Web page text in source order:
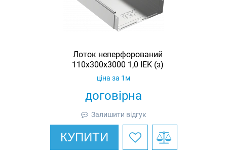
Лоток неперфорований
110х300х3000 1,0 IEK (з)
договірна
ціна за 1м
Залишити відгук
КУПИТИ